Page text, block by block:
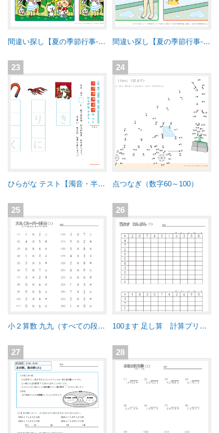
間違い探し【夏の季節行事-3｜楽しい夏休み】 間違い探し【夏の季節行事-1】
23
ひらがな テスト【濁音・半濁音・拗音・促音】
24
点つなぎ（数字60～100）
25
小２算数 九九（すべての段混合）練習プリント
26
100ます 足し算 計算プリント
27 28